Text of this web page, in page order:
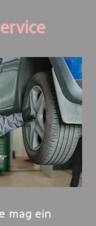
mag ein